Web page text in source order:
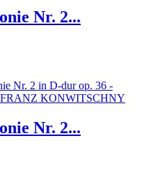
Nr. 2...
Nr. 2...